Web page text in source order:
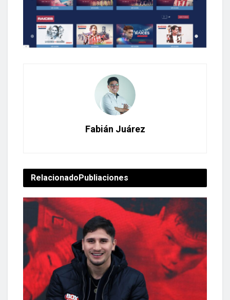
Fabián Juárez
Relacionado Publiaciones